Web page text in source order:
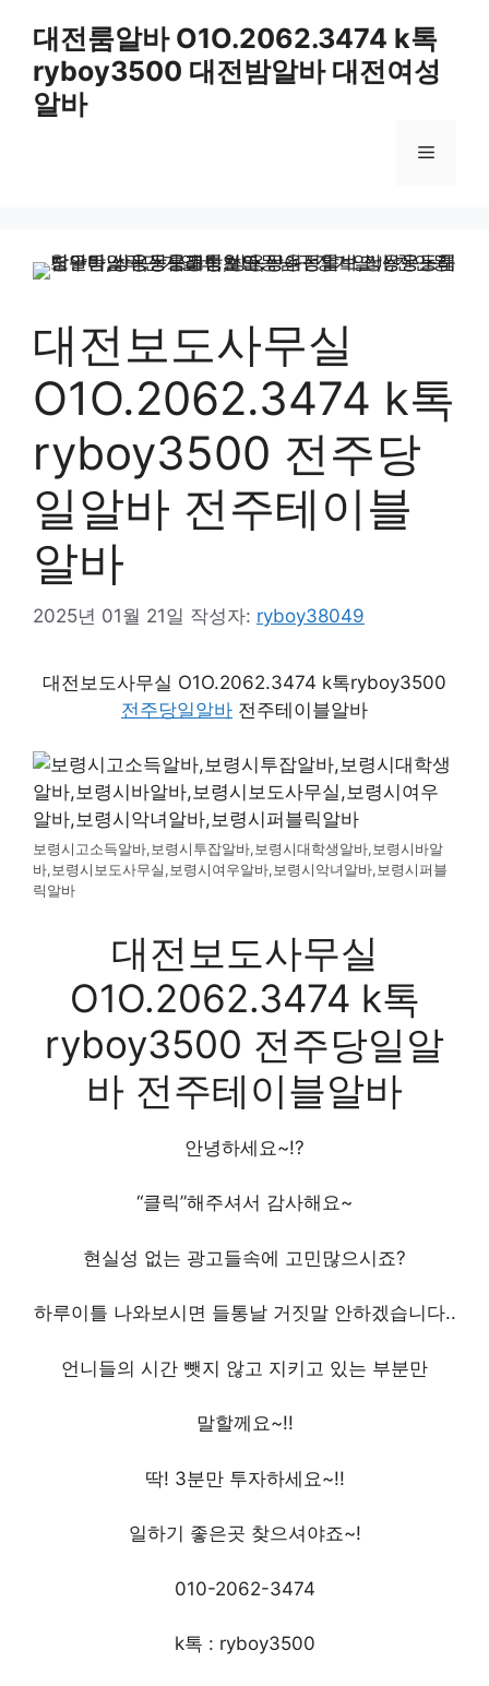
대전룸알바 O1O.2062.3474 k톡
ryboy3500 대전밤알바 대전여성
알바
메
대전보도사무실
O1O.2062.3474 k톡
ryboy3500 전주당
일알바 전주테이블
알바
2025년 01월 21일 작성자: ryboy38049
대전보도사무실 O1O.2062.3474 k톡ryboy3500
전주당일알바 전주테이블알바
보령시고소득알바,보령시투잡알바,보령시대학생알바,보령시바알
바,보령시보도사무실,보령시여우알바,보령시악녀알바,보령시퍼블
릭알바
대전보도사무실
O1O.2062.3474 k톡
ryboy3500 전주당일알
바 전주테이블알바
안녕하세요~!?
“클릭”해주셔서 감사해요~
현실성 없는 광고들속에 고민많으시죠?
하루이틀 나와보시면 들통날 거짓말 안하겠습니다..
언니들의 시간 뺏지 않고 지키고 있는 부분만
말할께요~!!
딱! 3분만 투자하세요~!!
일하기 좋은곳 찾으셔야죠~!
010-2062-3474
k톡 : ryboy3500